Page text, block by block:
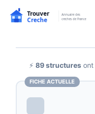
⚡ 89 structuresont
FICHE ACTUELLE